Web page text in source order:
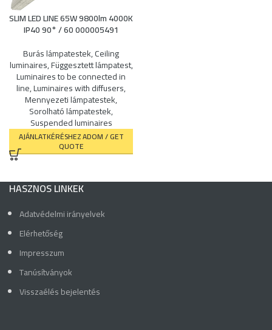
SLIM LED LINE 65W 9800lm 4000K
IP40 90° / 60 000005491
Burás lámpatestek,Ceiling
luminaires,Függesztett lámpatest,
Luminaires to be connected in
line,Luminaires with diffusers,
Mennyezeti lámpatestek,
Sorolható lámpatestek,
Suspended luminaires
AJÁNLATKÉRÉSHEZ ADOM / GET
QUOTE
HASZNOS LINKEK
Adatvédelmi irányelvek
Elérhetőség
Impresszum
Tanúsítványok
Visszaélés bejelentés